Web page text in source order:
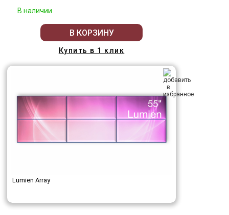
В наличии
В КОРЗИНУ
Купить в 1 клик
Lumien Array